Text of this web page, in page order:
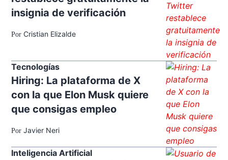
insignia de verificación
Por Cristian Elizalde
Tecnologías
Hiring: La plataforma de X
con la que Elon Musk quiere
que consigas empleo
Por Javier Neri
Inteligencia Artificial